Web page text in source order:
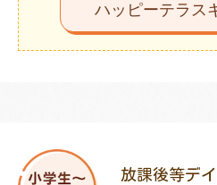
ハッピーテラス
放課後等デ